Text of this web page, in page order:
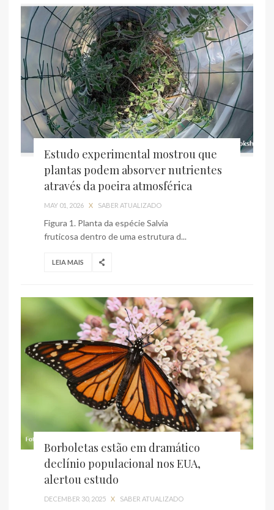
Estudo experimental mostrou que
plantas podem absorver nutrientes
através da poeira atmosférica
MAY 01, 2026 X SABER ATUALIZADO
Figura 1. Planta da espécie Salvia
fruticosa dentro de uma estrutura d...
LEIA MAIS
Borboletas estão em dramático
declínio populacional nos EUA,
alertou estudo
DECEMBER 30, 2025 X SABER ATUALIZADO